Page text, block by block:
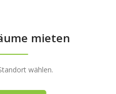
mieten
wählen.